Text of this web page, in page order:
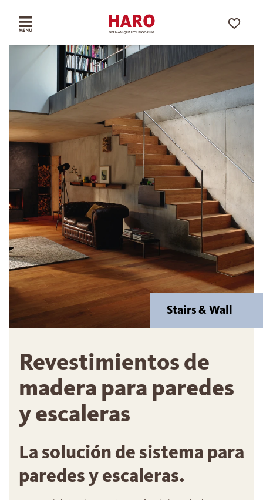
Stairs & Wall
Revestimientos de
madera para paredes
y escaleras
La solución de sistema para
paredes y escaleras.